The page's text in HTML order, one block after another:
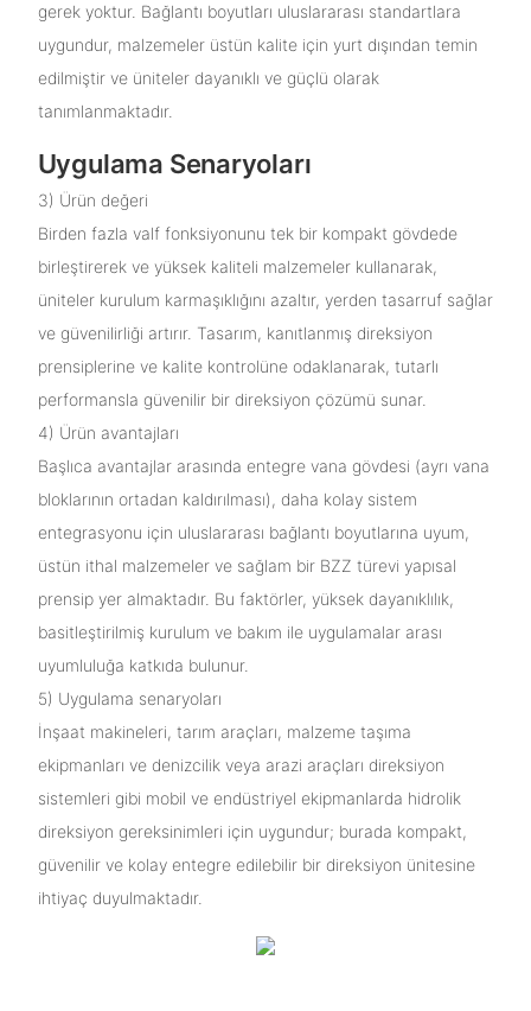
gerek yoktur. Bağlantı boyutları uluslararası standartlara
uygundur, malzemeler üstün kalite için yurt dışından temin
edilmiştir ve üniteler dayanıklı ve güçlü olarak
tanımlanmaktadır.
Uygulama Senaryoları
3) Ürün değeri
Birden fazla valf fonksiyonunu tek bir kompakt gövdede
birleştirerek ve yüksek kaliteli malzemeler kullanarak,
üniteler kurulum karmaşıklığını azaltır, yerden tasarruf sağlar
ve güvenilirliği artırır. Tasarım, kanıtlanmış direksiyon
prensiplerine ve kalite kontrolüne odaklanarak, tutarlı
performansla güvenilir bir direksiyon çözümü sunar.
4) Ürün avantajları
Başlıca avantajlar arasında entegre vana gövdesi (ayrı vana
bloklarının ortadan kaldırılması), daha kolay sistem
entegrasyonu için uluslararası bağlantı boyutlarına uyum,
üstün ithal malzemeler ve sağlam bir BZZ türevi yapısal
prensip yer almaktadır. Bu faktörler, yüksek dayanıklılık,
basitleştirilmiş kurulum ve bakım ile uygulamalar arası
uyumluluğa katkıda bulunur.
5) Uygulama senaryoları
İnşaat makineleri, tarım araçları, malzeme taşıma
ekipmanları ve denizcilik veya arazi araçları direksiyon
sistemleri gibi mobil ve endüstriyel ekipmanlarda hidrolik
direksiyon gereksinimleri için uygundur; burada kompakt,
güvenilir ve kolay entegre edilebilir bir direksiyon ünitesine
ihtiyaç duyulmaktadır.